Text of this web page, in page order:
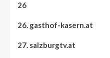
26
26. gasthof-kasern.at
27. salzburgtv.at